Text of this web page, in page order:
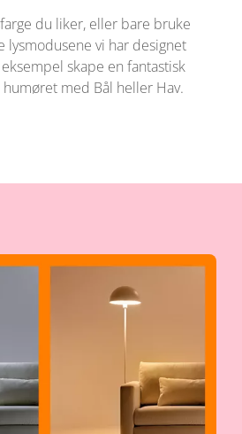
du liker, eller bare bruke
lysmodusene vi har designet
skape en fantastisk
med Bål heller Hav.